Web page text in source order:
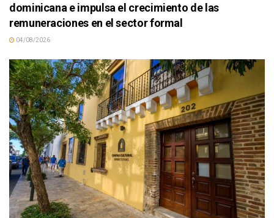
dominicana e impulsa el crecimiento de las
remuneraciones en el sector formal
04/08/2026